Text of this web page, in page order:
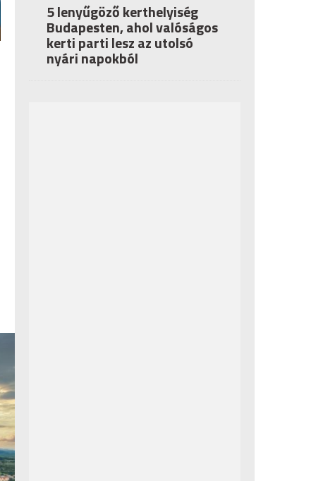
5 lenyűgöző kerthelyiség
Budapesten, ahol valóságos
kerti parti lesz az utolsó
nyári napokból